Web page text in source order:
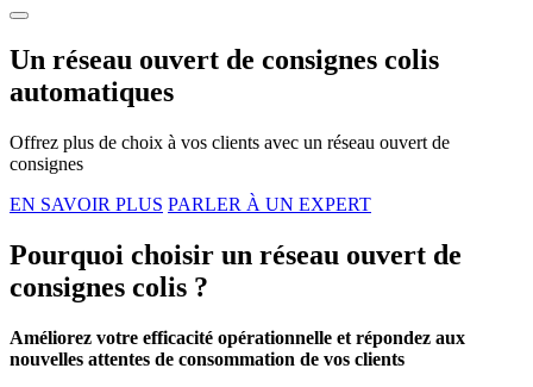
Un réseau ouvert de consignes colis
automatiques
Offrez plus de choix à vos clients avec un réseau ouvert de
consignes
EN SAVOIR PLUS PARLER À UN EXPERT
Pourquoi choisir un réseau ouvert de
consignes colis ?
Améliorez votre efficacité opérationnelle et répondez aux
nouvelles attentes de consommation de vos clients